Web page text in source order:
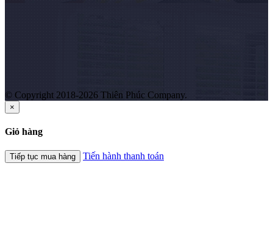
© Copyright 2018-2026 Thiên Phúc Company.
×
Giỏ hàng
Tiếp tục mua hàng Tiến hành thanh toán